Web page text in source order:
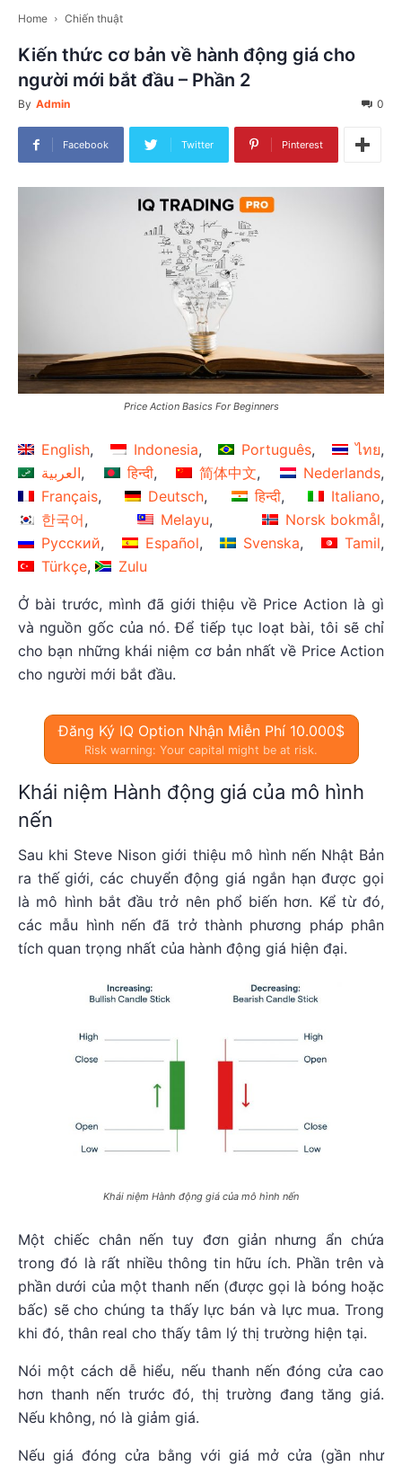
Home Chiến thuật
Kiến thức cơ bản về hành động giá cho
người mới bắt đầu – Phần 2
By Admin 0
Facebook Twitter Pinterest
Price Action Basics For Beginners
English Indonesia Português
ไทย
العربية
हिन्दी 简体中文
Nederlands
Français
Deutsch हिन्दी
Italiano
한국어
Melayu
Norsk bokmål
Русский
Español Svenska
Tamil
Türkçe
Zulu
Ở bài trước, mình đã giới thiệu về Price Action là gì
và nguồn gốc của nó. Để tiếp tục loạt bài, tôi sẽ chỉ
cho bạn những khái niệm cơ bản nhất về Price Action
cho người mới bắt đầu.
Đăng Ký IQ Option Nhận Miễn Phí 10.000$
Risk warning: Your capital might be at risk.
Khái niệm Hành động giá của mô hình
nến
Sau khi Steve Nison giới thiệu mô hình nến Nhật Bản
ra thế giới, các chuyển động giá ngắn hạn được gọi
là mô hình bắt đầu trở nên phổ biến hơn. Kể từ đó,
các mẫu hình nến đã trở thành phương pháp phân
tích quan trọng nhất của hành động giá hiện đại.
Khái niệm Hành động giá của mô hình nến
Một chiếc chân nến tuy đơn giản nhưng ẩn chứa
trong đó là rất nhiều thông tin hữu ích. Phần trên và
phần dưới của một thanh nến (được gọi là bóng hoặc
bấc) sẽ cho chúng ta thấy lực bán và lực mua. Trong
khi đó, thân real cho thấy tâm lý thị trường hiện tại.
Nói một cách dễ hiểu, nếu thanh nến đóng cửa cao
hơn thanh nến trước đó, thị trường đang tăng giá.
Nếu không, nó là giảm giá.
Nếu giá đóng cửa bằng với giá mở cửa (gần như